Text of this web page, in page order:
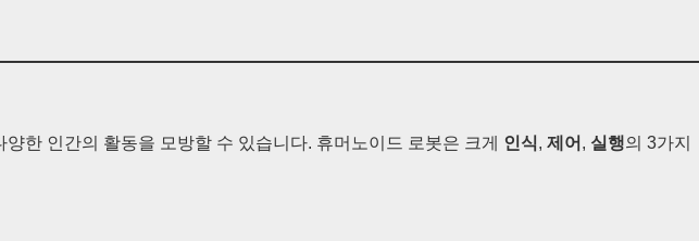
한 인간의 활동을 모방할 수 있습니다. 휴머노이드 로봇은 크게 인식, 제어 , 실행의 3가지